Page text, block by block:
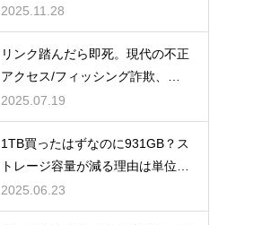
で読み解くAI倫理のリアル
2025.11.28
リンク踏んだら即死。現代の不正
アクセス/フィッシング詐欺、怖
すぎ問題。
2025.07.19
1TB買ったはずなのに931GB？ス
トレージ容量が減る理由は単位の
すれ違い
2025.06.23